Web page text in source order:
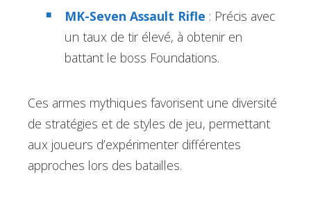
MK-Seven Assault Rifle : Précis avec
un taux de tir élevé, à obtenir en
battant le boss Foundations.
Ces armes mythiques favorisent une diversité
de stratégies et de styles de jeu, permettant
aux joueurs d’expérimenter différentes
approches lors des batailles.